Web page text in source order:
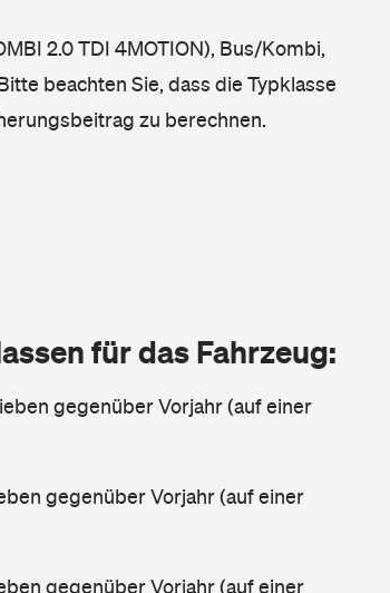
2.0 TDI 4MOTION), Bus/Kombi,
beachten Sie, dass die Typklasse
zu berechnen.
für das Fahrzeug:
gegenüber Vorjahr (auf einer
gegenüber Vorjahr (auf einer
gegenüber Vorjahr (auf einer